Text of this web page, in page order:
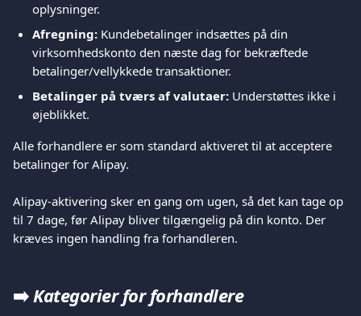
oplysninger.
Afregning: Kundebetalinger indsættes på din
virksomhedskonto den næste dag for bekræftede
betalinger/vellykkede transaktioner.
Betalinger på tværs af valutaer: Understøttes ikke i
øjeblikket.
Alle forhandlere er som standard aktiveret til at acceptere
betalinger for Alipay.
Alipay-aktivering sker en gang om ugen, så det kan tage op
til 7 dage, før Alipay bliver tilgængelig på din konto. Der
kræves ingen handling fra forhandleren.
➡️ Kategorier for forhandlere